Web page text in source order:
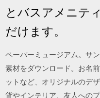
とバスアメニテ
だけます。
ペーパーミュージアム。サ
素材をダウンロード。お名
ットなど、オリジナルのデ
貨やインテリア、友人への